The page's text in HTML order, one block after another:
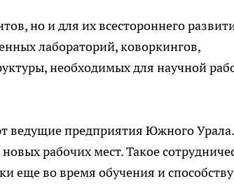
но и для их всестороннего
лабораторий, коворкингов,
необходимых для научной
ведущие предприятия Южного
рабочих мест. Такое
еще во время обучения и